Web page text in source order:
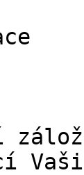
Vaši